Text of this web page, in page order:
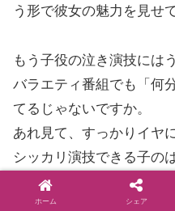
う形で彼女の魅力を見せ
もう子役の泣き演技には
バラエティ番組でも「何
てるじゃないですか。
あれ見て、すっかりイヤ
シッカリ演技できる子の
てほしいですね。
(そして、歌はもうマジ
ホーム シェア